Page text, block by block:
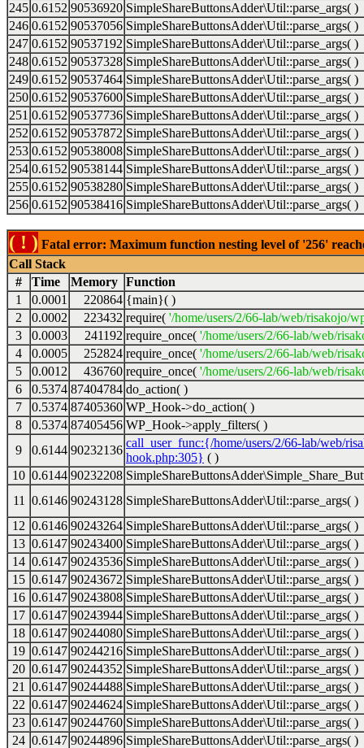
245 0.6152 90536920 SimpleShareButtonsAdder\Util::parse_args( )
246 0.6152 90537056 SimpleShareButtonsAdder\Util::parse_args( )
247 0.6152 90537192 SimpleShareButtonsAdder\Util::parse_args( )
248 0.6152 90537328 SimpleShareButtonsAdder\Util::parse_args( )
249 0.6152 90537464 SimpleShareButtonsAdder\Util::parse_args( )
250 0.6152 90537600 SimpleShareButtonsAdder\Util::parse_args( )
251 0.6152 90537736 SimpleShareButtonsAdder\Util::parse_args( )
252 0.6152 90537872 SimpleShareButtonsAdder\Util::parse_args( )
253 0.6152 90538008 SimpleShareButtonsAdder\Util::parse_args( )
254 0.6152 90538144 SimpleShareButtonsAdder\Util::parse_args( )
255 0.6152 90538280 SimpleShareButtonsAdder\Util::parse_args( )
256 0.6152 90538416 SimpleShareButtonsAdder\Util::parse_args( )
( ! ) Fatal error: Maximum function nesting level of '256'
Call Stack
#
Time Memory Function
1
0.0001 220864 {main}( )
2
0.0002 223432 require( '/home/users/2/66-lab/web/risakojo/
3
0.0003 241192 require_once( '/home/users/2/66-lab/web/
4
0.0005 252824 require_once( '/home/users/2/66-lab/web/
5
0.0012 436760 require_once( '/home/users/2/66-lab/web/
6
0.5374 87404784 do_action( )
7
0.5374 87405360 WP_Hook->do_action( )
8
0.5374 87405456 WP_Hook->apply_filters( )
9
0.6144 90232136
call_user_func:{/home/users/2/66-lab/web/
hook.php:305} ( )
10 0.6144 90232208
11
0.6146 90243128 SimpleShareButtonsAdder\Util::parse_args( )
12 0.6146 90243264 SimpleShareButtonsAdder\Util::parse_args( )
13 0.6147 90243400 SimpleShareButtonsAdder\Util::parse_args( )
14 0.6147 90243536 SimpleShareButtonsAdder\Util::parse_args( )
15 0.6147 90243672 SimpleShareButtonsAdder\Util::parse_args( )
16 0.6147 90243808 SimpleShareButtonsAdder\Util::parse_args( )
17 0.6147 90243944 SimpleShareButtonsAdder\Util::parse_args( )
18 0.6147 90244080 SimpleShareButtonsAdder\Util::parse_args( )
19 0.6147 90244216 SimpleShareButtonsAdder\Util::parse_args( )
20 0.6147 90244352 SimpleShareButtonsAdder\Util::parse_args( )
21
0.6147 90244488 SimpleShareButtonsAdder\Util::parse_args( )
22 0.6147 90244624 SimpleShareButtonsAdder\Util::parse_args( )
23 0.6147 90244760 SimpleShareButtonsAdder\Util::parse_args( )
24 0.6147 90244896 SimpleShareButtonsAdder\Util::parse_args( )